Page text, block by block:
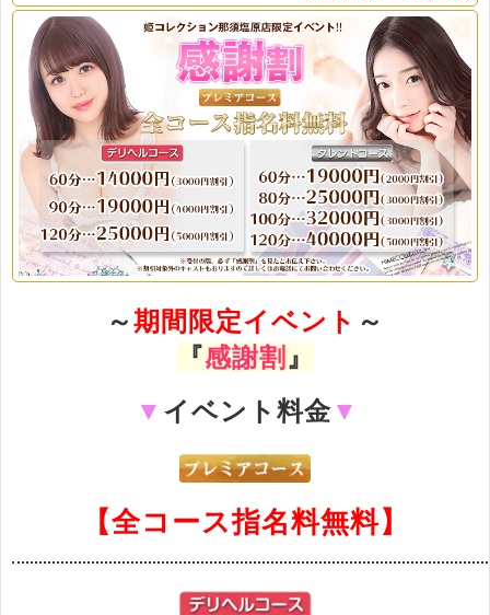
～期間限定イベント ～
『感謝割 』
▼ イベント料金▼
【全コース指名料無料】